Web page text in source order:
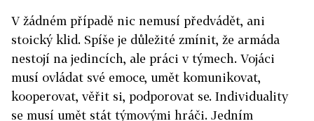
V žádném případě nic nemusí předvádět, ani
stoický klid. Spíše je důležité zmínit, že armáda
nestojí na jedincích, ale práci v týmech. Vojáci
musí ovládat své emoce, umět komunikovat,
kooperovat, věřit si, podporovat se. Individuality
se musí umět stát týmovými hráči. Jedním